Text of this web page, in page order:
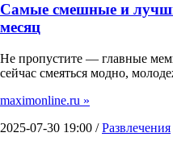
Самые смешные и
месяц
Не пропустите — главные
сейчас смеяться модно,
maximonline.ru »
2025-07-30 19:00 /Развлечения